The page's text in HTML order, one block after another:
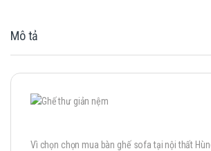
Mô tả
Vì chọn chọn mua bàn ghế sofa tại nội thất